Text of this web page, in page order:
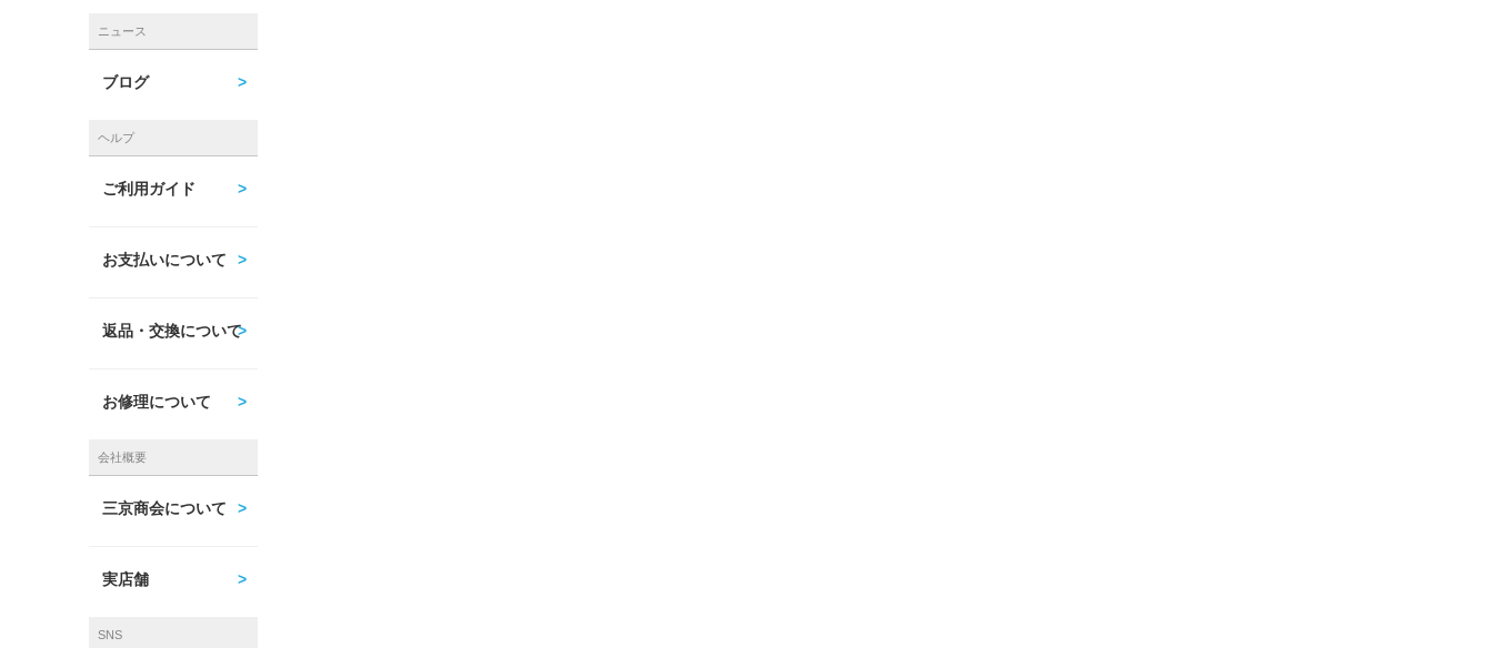
ニュース
ブログ
ヘルプ
ご利用ガイド
お支払いについて
返品・交換について
お修理について
会社概要
三京商会について
実店舗
SNS